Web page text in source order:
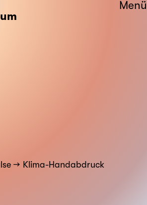
Menü
Klima-Handabdruck